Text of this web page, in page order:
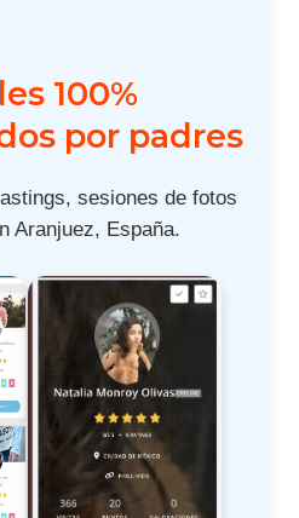
100%
por padres
sesiones de fotos
Aranjuez, España.